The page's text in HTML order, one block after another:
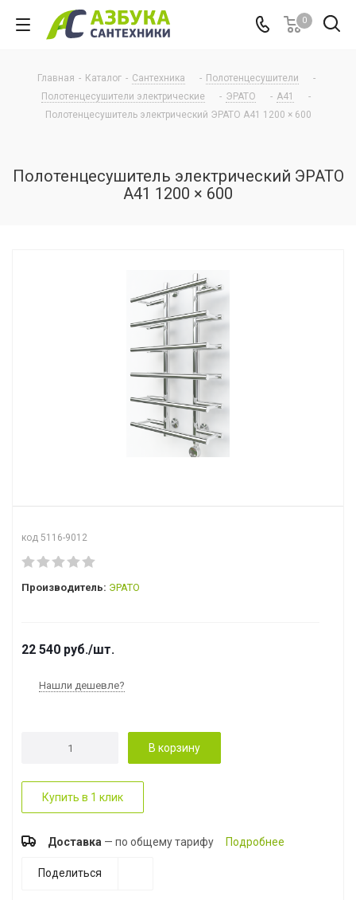
0
Главная - Каталог - Сантехника - Полотенцесушители
-
Полотенцесушители электрические
- ЭРАТО - А41
-
Полотенцесушитель электрический ЭРАТО А41 1200 × 600
Полотенцесушитель электрический ЭРАТО
А41 1200 × 600
код 5116-9012
Производитель: ЭРАТО
22 540 руб./шт.
Нашли дешевле?
В корзину
Купить в 1 клик
Доставка — по общему тарифу Подробнее
Поделиться